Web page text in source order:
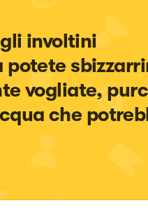
involtini
potete
vogliate,
che